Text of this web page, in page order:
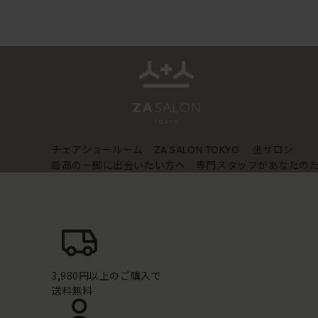
チェアショールーム ZA SALON TOKYO
坐サロン
最高の一脚に出会いたい方へ 専門スタッフがあなたの
3,980円以上のご購入で
送料無料